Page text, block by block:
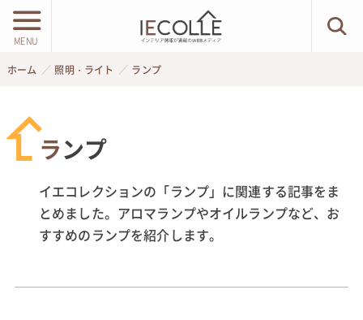
MENU
ホーム 照明・ライト ランプ
ランプ
イエコレクションの「ランプ」に関連する記事をま
とめました。アロマランプやオイルランプなど、お
すすめのランプを紹介します。